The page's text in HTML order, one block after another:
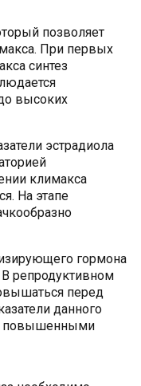
позволяет
При первых
синтез
высоких
эстрадиола
климакса
На этапе
гормона
репродуктивном
перед
данного
повышенными